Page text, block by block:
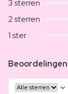
3 sterren
2 sterren
1 ster
Beoordelingen